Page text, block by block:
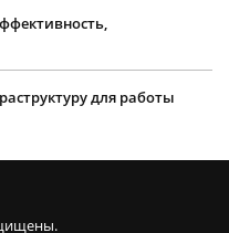
для работы